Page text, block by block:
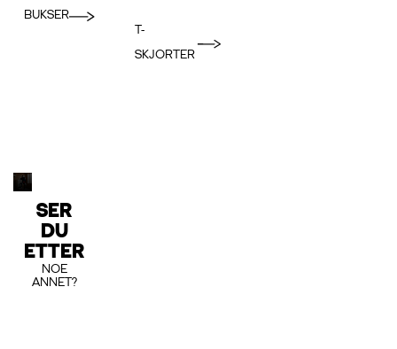
BUKSER
T-
SKJORTER
SER
DU
ETTER
NOE
ANNET?